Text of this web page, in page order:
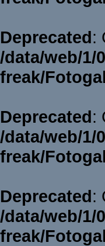
Deprecated:
/data/web/1/
freak/
Deprecated:
/data/web/1/
freak/
Deprecated:
/data/web/1/
freak/